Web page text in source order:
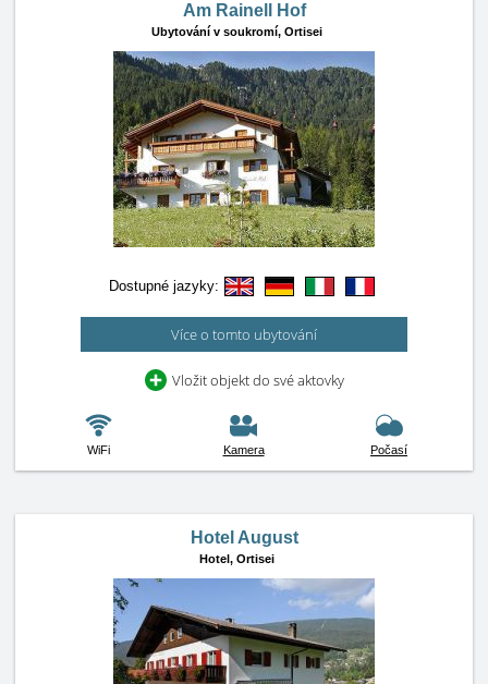
Am Rainell Hof
Ubytování v soukromí, Ortisei
Dostupné jazyky:
Více o tomto ubytování
Vložit objekt do své aktovky
WiFi Kamera Počasí
Hotel August
Hotel, Ortisei